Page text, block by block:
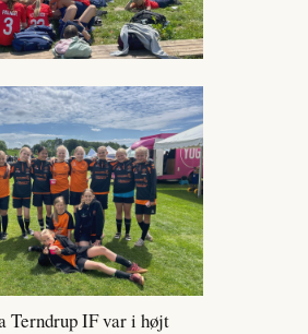
Terndrup IF var i højt